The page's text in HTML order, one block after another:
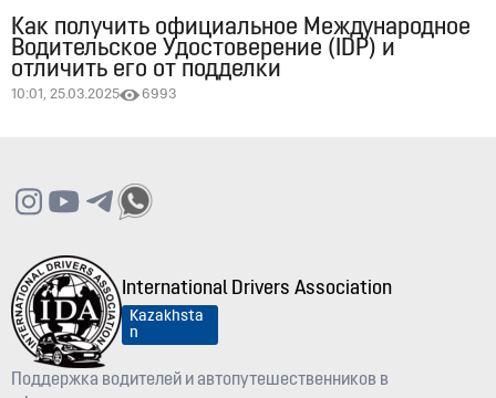
Как получить официальное Международное
Водительское Удостоверение (IDP) и
отличить его от подделки
10:01, 25.03.2025 6993
International Drivers Association
Kazakhsta
n
Поддержка водителей и автопутешественников в